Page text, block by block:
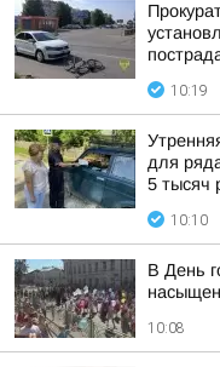
10:19
для
5 тысяч
10:10
В День
10:08